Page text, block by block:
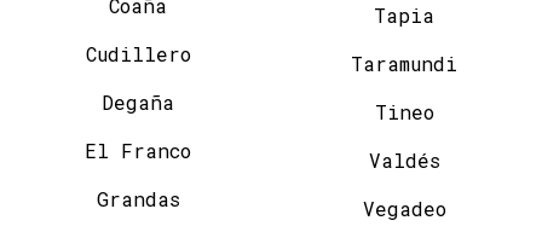
Cudillero
Degaña
El Franco
Grandas
Tapia
Taramundi
Tineo
Valdés
Vegadeo